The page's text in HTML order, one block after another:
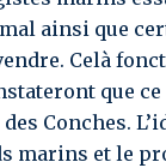
ainsi que
Celà
que ce
Conches.
marins et le